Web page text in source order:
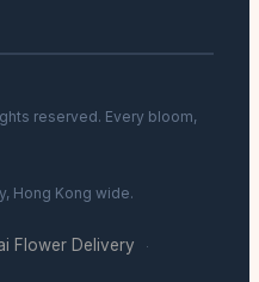
reserved. Every bloom,
Hong Kong wide.
Flower Delivery ·